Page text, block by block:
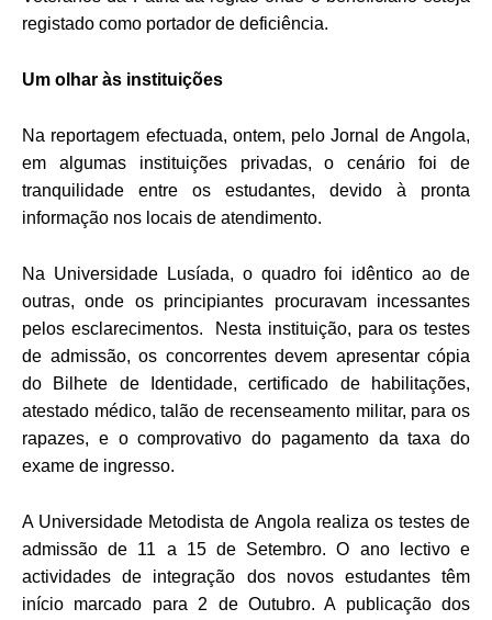
registado como portador de deficiência.
Um olhar às instituições
Na reportagem efectuada, ontem, pelo Jornal de Angola,
em algumas instituições privadas, o cenário foi de
tranquilidade entre os estudantes, devido à pronta
informação nos locais de atendimento.
Na Universidade Lusíada, o quadro foi idêntico ao de
outras, onde os principiantes procuravam incessantes
pelos esclarecimentos. Nesta instituição, para os testes
de admissão, os concorrentes devem apresentar cópia
do Bilhete de Identidade, certificado de habilitações,
atestado médico, talão de recenseamento militar, para os
rapazes, e o comprovativo do pagamento da taxa do
exame de ingresso.
A Universidade Metodista de Angola realiza os testes de
admissão de 11 a 15 de Setembro. O ano lectivo e
actividades de integração dos novos estudantes têm
início marcado para 2 de Outubro. A publicação dos